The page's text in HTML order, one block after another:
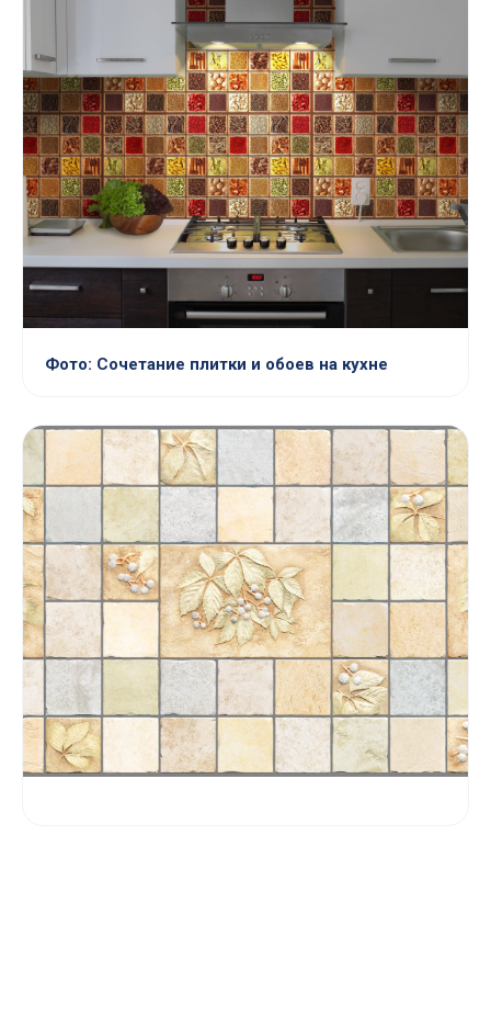
Фото: Сочетание плитки и обоев на кухне